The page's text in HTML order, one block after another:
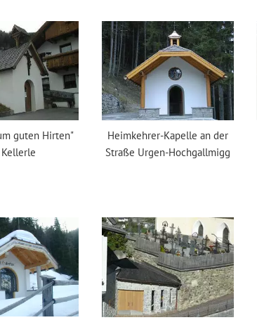
guten Hirten"
Heimkehrer-Kapelle an der
Straße Urgen-Hochgallmigg